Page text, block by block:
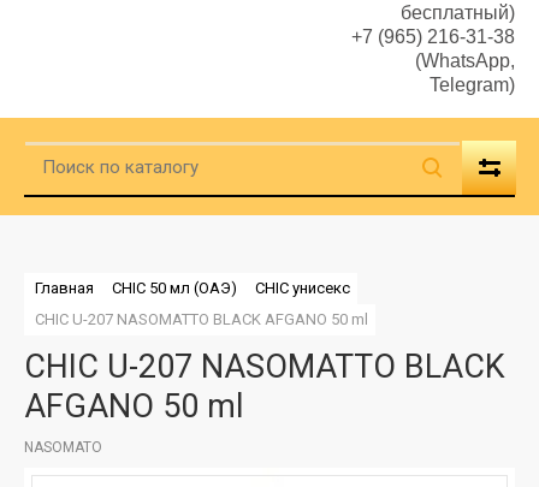
бесплатный)
+7 (965) 216-31-38
(WhatsApp,
Telegram)
Главная CHIC 50 мл (ОАЭ)
CHIC унисекс
CHIC U-207 NASOMATTO BLACK AFGANO 50 ml
CHIC U-207 NASOMATTO BLACK
AFGANO 50 ml
NASOMATO